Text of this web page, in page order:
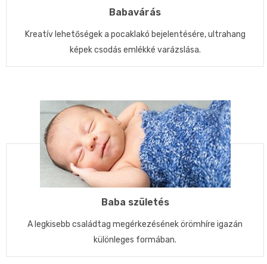
Babavárás
Kreatív lehetőségek a pocaklakó bejelentésére, ultrahang
képek csodás emlékké varázslása.
Baba születés
A legkisebb családtag megérkezésének örömhíre igazán
különleges formában.